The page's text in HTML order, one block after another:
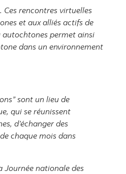
Ces rencontres virtuelles
et aux alliés actifs de
autochtones permet ainsi
dans un environnement
sont un lieu de
qui se réunissent
d’échanger des
chaque mois dans
Journée nationale des